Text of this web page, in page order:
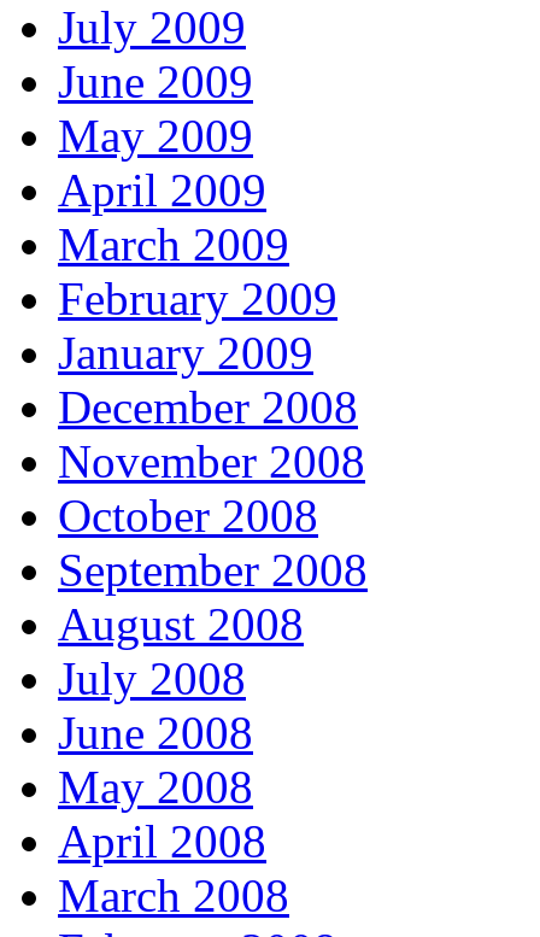
July 2009
June 2009
May 2009
April 2009
March 2009
February 2009
January 2009
December 2008
November 2008
October 2008
September 2008
August 2008
July 2008
June 2008
May 2008
April 2008
March 2008